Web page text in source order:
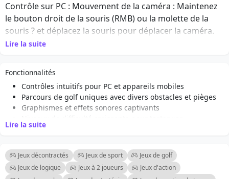
Contrôle sur PC : Mouvement de la caméra : Maintenez
le bouton droit de la souris (RMB) ou la molette de la
souris ?️ et déplacez la souris pour déplacer la caméra.
Viser et frapper : Maintenez le bouton gauche de la
commencer le processus de visée. Relâchez LMB pour
Mouvement de la caméra : Faites glisser votre doigt ? le
long du côté gauche de l'écran pour déplacer la caméra.
Visez et frappez : Commencez à faire glisser votre doigt
? le long du côté droit de l'écran pour commencer le
Lire la suite
Fonctionnalités
Contrôles intuitifs pour PC et appareils mobiles
Parcours de golf uniques avec divers obstacles et pièges
Graphismes et effets sonores captivants
Niveaux de difficulté croissante pour tester vos
compétences
Mode multijoueur pour jouer de manière compétitive avec
Objectifs atteignables et récompenses pour la complétion
Lire la suite
Jeux décontractés Jeux de sport
Jeux de golf
Jeux de logique
Jeux à 2 joueurs
Jeux d'action